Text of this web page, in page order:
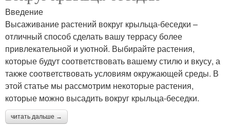
Введение
Высаживание растений вокруг крыльца-беседки –
отличный способ сделать вашу террасу более
привлекательной и уютной. Выбирайте растения,
которые будут соответствовать вашему стилю и вкусу, а
также соответствовать условиям окружающей среды. В
этой статье мы рассмотрим некоторые растения,
которые можно высадить вокруг крыльца-беседки.
читать дальше →